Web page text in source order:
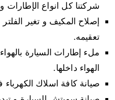
شركتنا كل انواع الإطارات و
إصلاح المكيف و تغير
تعقيمه.
ملء إطارات السيارة
الهواء داخلها.
صيانة كافة اسلاك الكهرباء